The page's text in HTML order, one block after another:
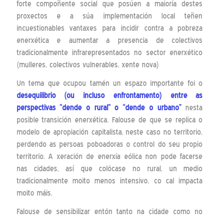
forte compoñente social que posúen a maioría destes
proxectos e a súa implementación local teñen
incuestionables vantaxes para incidir contra a pobreza
enerxética e aumentar a presencia de colectivos
tradicionalmente infrarepresentados no sector enerxético
(mulleres, colectivos vulnerables, xente nova)
Un tema que ocupou tamén un espazo importante foi o
desequilibrio (ou incluso enfrontamento) entre as
perspectivas “dende o rural” o “dende o urbano”nesta
posible transición enerxética. Falouse de que se replica o
modelo de apropiación capitalista, neste caso no territorio,
perdendo as persoas poboadoras o control do seu propio
territorio. A xeración de enerxía eólica non pode facerse
nas cidades, así que colócase no rural, un medio
tradicionalmente moito menos intensivo, co cal impacta
moito máis.
Falouse de sensibilizar entón tanto na cidade como no